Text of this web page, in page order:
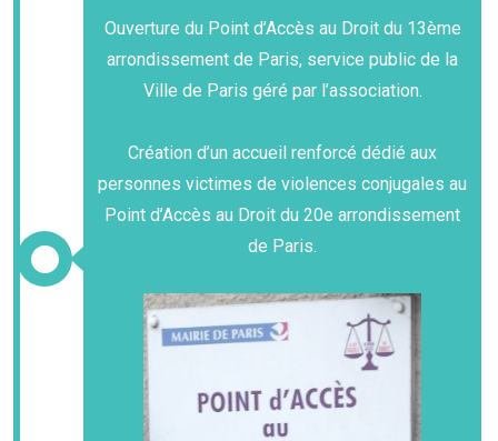
Ouverture du Point d’Accès au Droit du 13ème
arrondissement de Paris, service public de la
Ville de Paris géré par l’association.
Création d’un accueil renforcé dédié aux
personnes victimes de violences conjugales au
Point d’Accès au Droit du 20e arrondissement
de Paris.